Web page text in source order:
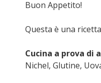
Buon Appetito!
Questa è una
Cucina a prova di
Nichel, Glutine,